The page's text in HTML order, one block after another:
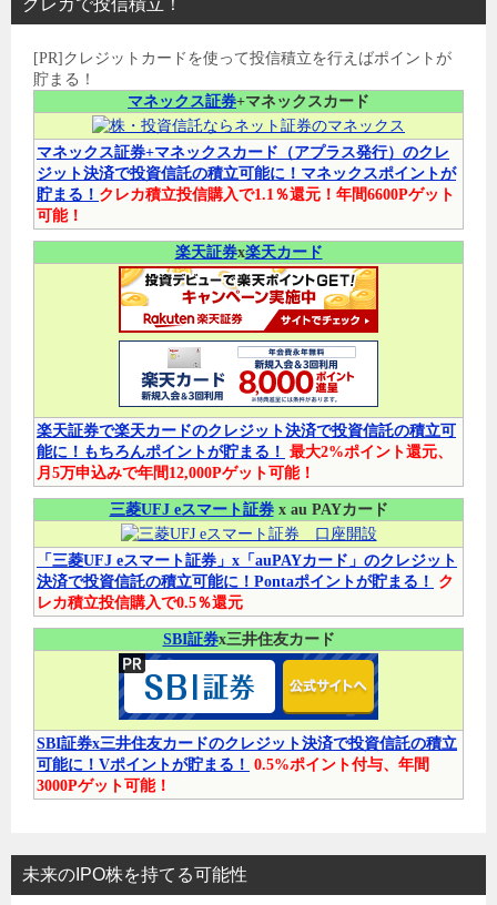
クレカで投信積立！
[PR]クレジットカードを使って投信積立を行えばポイントが
貯まる！
マネックス証券+マネックスカード
マネックス証券+マネックスカード（アプラス発行）のクレ
ジット決済で投資信託の積立可能に！マネックスポイントが
貯まる！ クレカ積立投信購入で1.1％還元！年間6600Pゲット
可能！
楽天証券x楽天カード
楽天証券で楽天カードのクレジット決済で投資信託の積立可
能に！もちろんポイントが貯まる！ 最大2%ポイント還元、
月5万申込みで年間12,000Pゲット可能！
三菱UFJ eスマート証券x au PAYカード
「三菱UFJ eスマート証券」x「auPAYカード」のクレジット
決済で投資信託の積立可能に！Pontaポイントが貯まる！
ク
レカ積立投信購入で0.5％還元
SBI証券x三井住友カード
SBI証券x三井住友カードのクレジット決済で投資信託の積立
可能に！Vポイントが貯まる！ 0.5%ポイント付与、年間
3000Pゲット可能！
未来のIPO株を持てる可能性